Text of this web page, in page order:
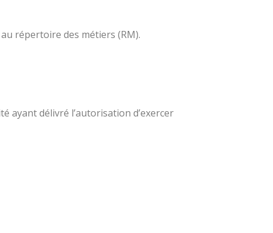
répertoire des métiers (RM).
ayant délivré l’autorisation d’exercer